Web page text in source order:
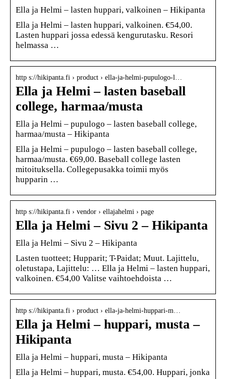
Ella ja Helmi – lasten huppari, valkoinen – Hikipanta
Ella ja Helmi – lasten huppari, valkoinen. €54,00.
Lasten huppari jossa edessä kengurutasku. Resori
helmassa …
http s://hikipanta.fi › product › ella-ja-helmi-pupulogo-l…
Ella ja Helmi – lasten baseball
college, harmaa/musta
Ella ja Helmi – pupulogo – lasten baseball college,
harmaa/musta – Hikipanta
Ella ja Helmi – pupulogo – lasten baseball college,
harmaa/musta. €69,00. Baseball college lasten
mitoituksella. Collegepusakka toimii myös
hupparin …
http s://hikipanta.fi › vendor › ellajahelmi › page
Ella ja Helmi – Sivu 2 – Hikipanta
Ella ja Helmi – Sivu 2 – Hikipanta
Lasten tuotteet; Hupparit; T-Paidat; Muut. Lajittelu,
oletustapa, Lajittelu: … Ella ja Helmi – lasten huppari,
valkoinen. €54,00 Valitse vaihtoehdoista …
http s://hikipanta.fi › product › ella-ja-helmi-huppari-m…
Ella ja Helmi – huppari, musta –
Hikipanta
Ella ja Helmi – huppari, musta – Hikipanta
Ella ja Helmi – huppari, musta. €54,00. Huppari, jonka